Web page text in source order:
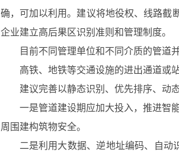
确，可加以利用。建议将地役权、线路截
企业建立高后果区识别准则和管理制度。
目前不同管理单位和不同介质的管道
高铁、地铁等交通设施的进出通道或
建议完善以静态识别、优先排序、动
一是管道建设期应加大投入，推进智
周围建构筑物安全。
二是利用大数据、逆地址编码、自